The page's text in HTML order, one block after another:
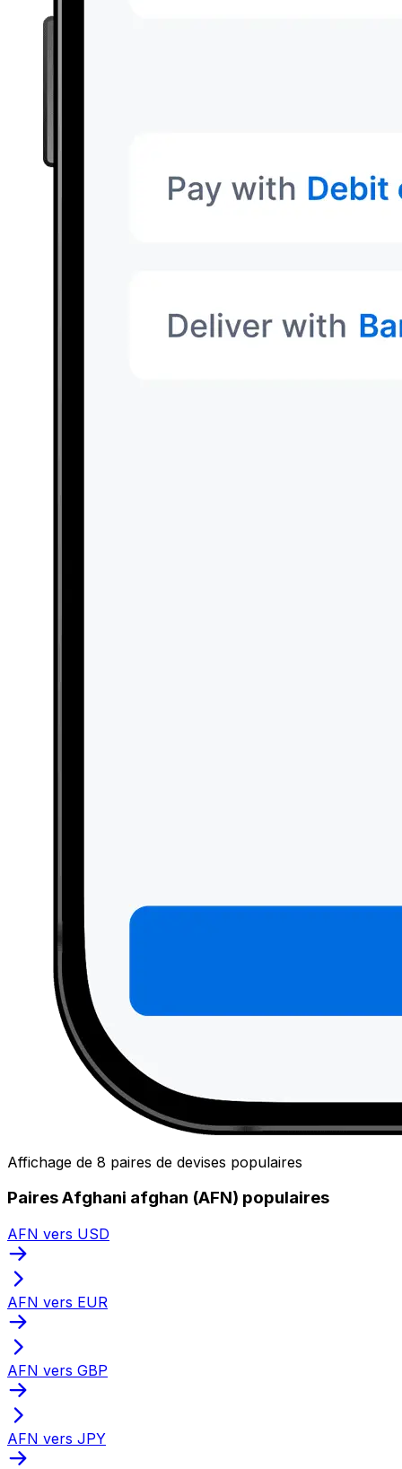
Affichage de 8 paires de devises populaires
Paires Afghani afghan (AFN) populaires
AFN vers USD
AFN vers EUR
AFN vers GBP
AFN vers JPY